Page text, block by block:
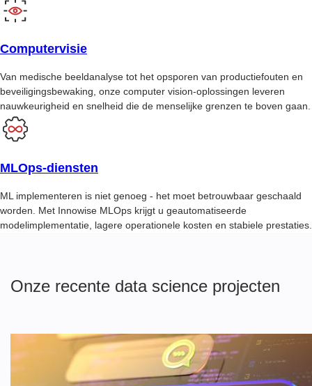
Computervisie
Van medische beeldanalyse tot het opsporen van productiefouten en
beveiligingsbewaking, onze computer vision-oplossingen leveren
nauwkeurigheid en snelheid die de menselijke grenzen te boven gaan.
MLOps-diensten
ML implementeren is niet genoeg - het moet betrouwbaar geschaald
worden. Met Innowise MLOps krijgt u geautomatiseerde
modelimplementatie, lagere operationele kosten en stabiele prestaties.
Onze recente data science projecten